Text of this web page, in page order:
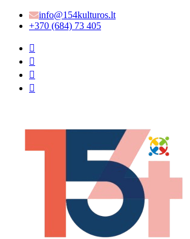
info@154kulturos.lt
+370 (684) 73 405